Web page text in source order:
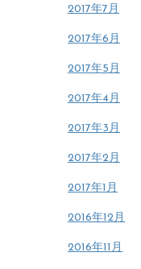
2017年7月
2017年6月
2017年5月
2017年4月
2017年3月
2017年2月
2017年1月
2016年12月
2016年11月